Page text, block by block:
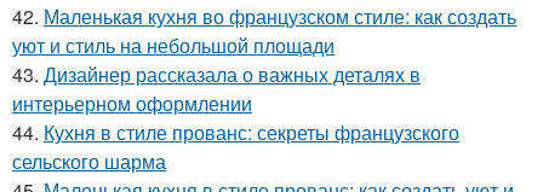
42. Маленькая кухня во французском стиле: как создать
уют и стиль на небольшой площади
43. Дизайнер рассказала о важных деталях в
интерьерном оформлении
44. Кухня в стиле прованс: секреты французского
сельского шарма